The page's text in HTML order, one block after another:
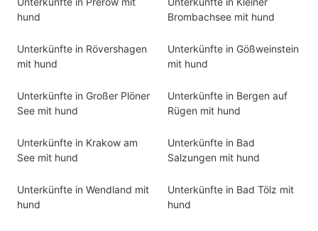
hund
Brombachsee mit hund
Unterkünfte in Rövershagen
mit hund
Unterkünfte in Gößweinstein
mit hund
Unterkünfte in Großer Plöner
See mit hund
Unterkünfte in Bergen auf
Rügen mit hund
Unterkünfte in Krakow am
See mit hund
Unterkünfte in Bad
Salzungen mit hund
Unterkünfte in Wendland mit
hund
Unterkünfte in Bad Tölz mit
hund